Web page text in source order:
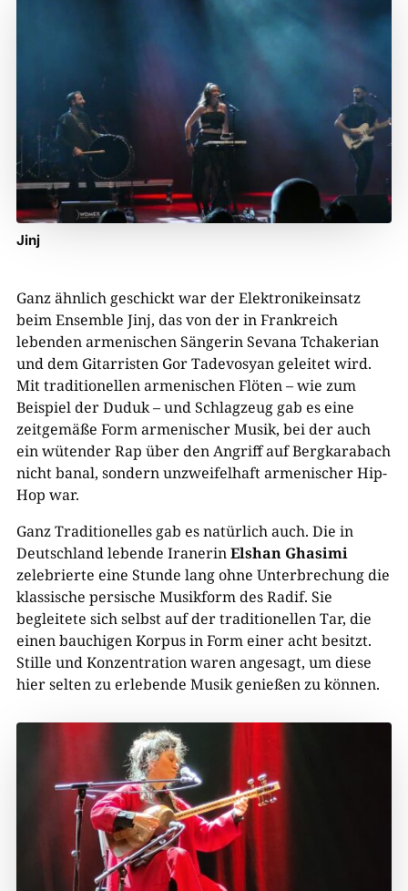
Jinj
Ganz ähnlich geschickt war der Elektronikeinsatz
beim Ensemble Jinj, das von der in Frankreich
lebenden armenischen Sängerin Sevana Tchakerian
und dem Gitarristen Gor Tadevosyan geleitet wird.
Mit traditionellen armenischen Flöten – wie zum
Beispiel der Duduk – und Schlagzeug gab es eine
zeitgemäße Form armenischer Musik, bei der auch
ein wütender Rap über den Angriff auf Bergkarabach
nicht banal, sondern unzweifelhaft armenischer Hip-
Hop war.
Ganz Traditionelles gab es natürlich auch. Die in
Deutschland lebende IranerinElshan Ghasimi
zelebrierte eine Stunde lang ohne Unterbrechung die
klassische persische Musikform des Radif. Sie
begleitete sich selbst auf der traditionellen Tar, die
einen bauchigen Korpus in Form einer acht besitzt.
Stille und Konzentration waren angesagt, um diese
hier selten zu erlebende Musik genießen zu können.